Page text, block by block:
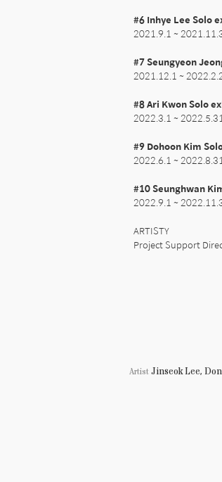
#6 Inhye Lee Solo
2021.9.1 ~
#7 Seungyeon
2021.12.1 ~
#8 Ari Kwon Solo
2022.3.1 ~
#9 Dohoon Kim
2022.6.1 ~
#10 Seunghwan
2022.9.1 ~
ARTISTY
Project Support
ArtistJinseok Lee,